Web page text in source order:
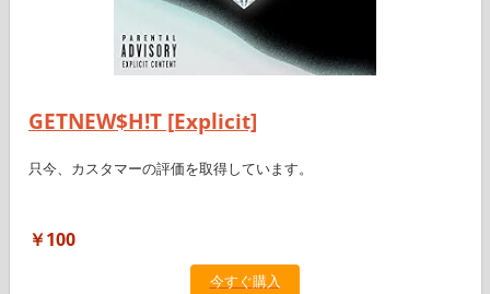
GETNEW$H!T [Explicit]
只今、カスタマーの評価を取得しています。